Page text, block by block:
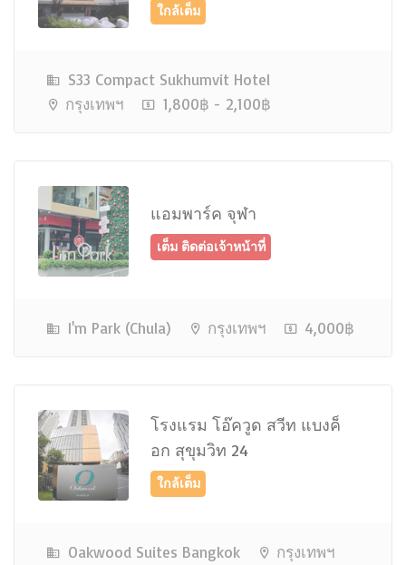
S33 Compact Sukhumvit Hotel
กรุงเทพฯ
1,800฿ - 2,100฿
แอมพาร์ค จุฬา
I'm Park (Chula) กรุงเทพฯ 4,000฿
โรงแรม โอ๊ควูด สวีท แบงค็
อก สุขุมวิท 24
Oakwood Suites Bangkok
กรุงเทพฯ
ว่าง
เต็ม ติดต่อเจ้าหน้าที่